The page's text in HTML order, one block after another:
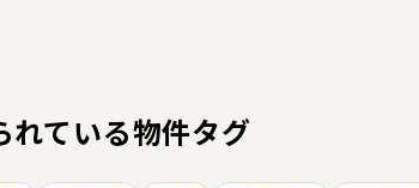
れている物件タグ